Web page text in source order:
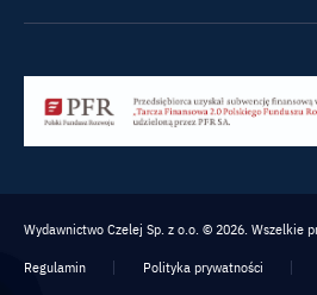
Wydawnictwo Czelej Sp. z o.o. © 2026. Wszelkie
Regulamin Polityka prywatności